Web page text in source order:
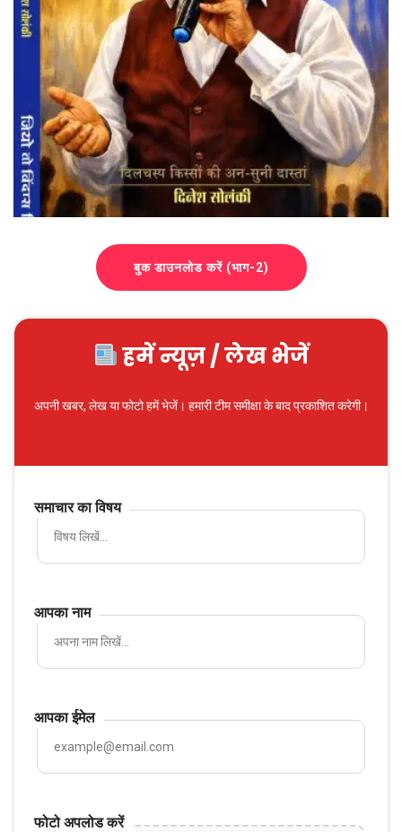
बुक डाउनलोड करें (भाग-2)
हमें न्यूज़ / लेख भेजें
अपनी खबर, लेख या फोटो हमें भेजें। हमारी टीम समीक्षा के बाद प्रकाशित करेगी।
समाचार का विषय
आपका नाम
आपका ईमेल
फोटो अपलोड करें